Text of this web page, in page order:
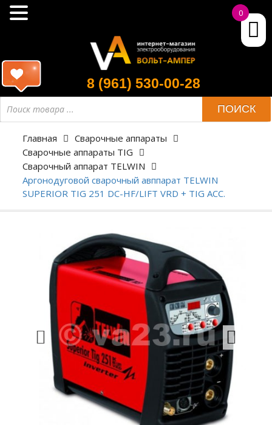
8 (961) 530-00-28
ПОИСК
Главная
Сварочные аппараты
Сварочные аппараты TIG
Сварочный аппарат TELWIN
Аргонодуговой сварочный авппарат TELWIN
SUPERIOR TIG 251 DC-HF/LIFT VRD + TIG ACC.
0